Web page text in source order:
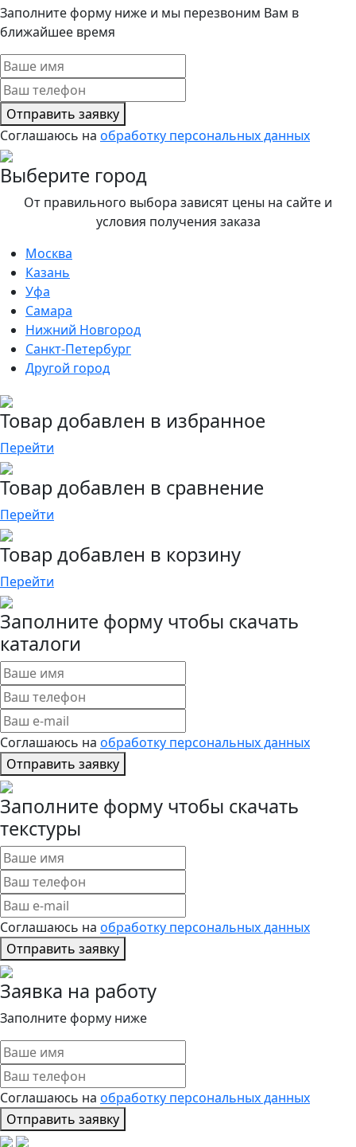
Заполните форму ниже и мы перезвоним Вам в
ближайшее время
Отправить заявку
Соглашаюсь на обработку персональных данных
Выберите город
От правильного выбора зависят цены на сайте и
условия получения заказа
Москва
Казань
Уфа
Самара
Нижний Новгород
Санкт-Петербург
Другой город
Товар добавлен в избранное
Перейти
Товар добавлен в сравнение
Перейти
Товар добавлен в корзину
Перейти
Заполните форму чтобы скачать
каталоги
Соглашаюсь на обработку персональных данных
Отправить заявку
Заполните форму чтобы скачать
текстуры
Соглашаюсь на обработку персональных данных
Отправить заявку
Заявка на работу
Заполните форму ниже
Соглашаюсь на обработку персональных данных
Отправить заявку